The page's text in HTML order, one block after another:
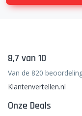
8,7 van 10
Van de 820
Klantenvertellen.nl
Onze Deals